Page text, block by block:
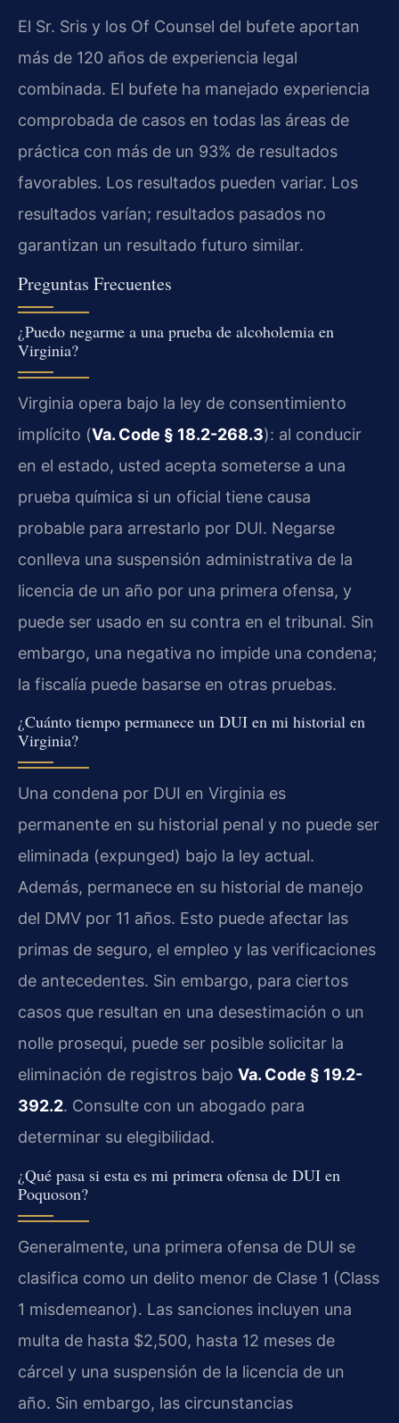
El Sr. Sris y los Of Counsel del bufete aportan
más de 120 años de experiencia legal
combinada. El bufete ha manejado experiencia
comprobada de casos en todas las áreas de
práctica con más de un 93% de resultados
favorables. Los resultados pueden variar. Los
resultados varían; resultados pasados no
garantizan un resultado futuro similar.
Preguntas Frecuentes
¿Puedo negarme a una prueba de alcoholemia en
Virginia?
Virginia opera bajo la ley de consentimiento
implícito (Va. Code § 18.2-268.3): al conducir
en el estado, usted acepta someterse a una
prueba química si un oficial tiene causa
probable para arrestarlo por DUI. Negarse
conlleva una suspensión administrativa de la
licencia de un año por una primera ofensa, y
puede ser usado en su contra en el tribunal. Sin
embargo, una negativa no impide una condena;
la fiscalía puede basarse en otras pruebas.
¿Cuánto tiempo permanece un DUI en mi historial en
Virginia?
Una condena por DUI en Virginia es
permanente en su historial penal y no puede ser
eliminada (expunged) bajo la ley actual.
Además, permanece en su historial de manejo
del DMV por 11 años. Esto puede afectar las
primas de seguro, el empleo y las verificaciones
de antecedentes. Sin embargo, para ciertos
casos que resultan en una desestimación o un
nolle prosequi, puede ser posible solicitar la
eliminación de registros bajo Va. Code § 19.2-
392.2. Consulte con un abogado para
determinar su elegibilidad.
¿Qué pasa si esta es mi primera ofensa de DUI en
Poquoson?
Generalmente, una primera ofensa de DUI se
clasifica como un delito menor de Clase 1 (Class
1 misdemeanor). Las sanciones incluyen una
multa de hasta $2,500, hasta 12 meses de
cárcel y una suspensión de la licencia de un
año. Sin embargo, las circunstancias